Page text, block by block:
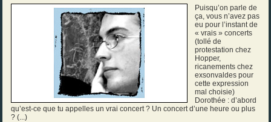
Puisqu’on parle de
ça, vous n’avez pas
eu pour l’instant de
« vrais » concerts
(tollé de
protestation chez
Hopper,
ricanements chez
exsonvaldes pour
cette expression
mal choisie)
Dorothée : d’abord
qu’est-ce que tu appelles un vrai concert ? Un concert d’une heure ou plus
? (...)